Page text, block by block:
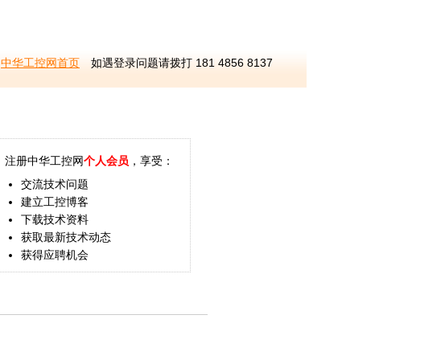
中华工控网首页 如遇登录问题请拨打 181 4856 8137
注册中华工控网个人会员 ，享受：
交流技术问题
建立工控博客
下载技术资料
获取最新技术动态
获得应聘机会